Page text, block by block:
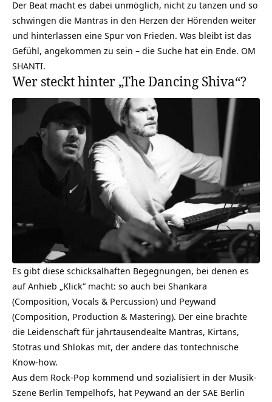
Der Beat macht es dabei unmöglich, nicht zu tanzen und so
schwingen die Mantras in den Herzen der Hörenden weiter
und hinterlassen eine Spur von Frieden. Was bleibt ist das
Gefühl, angekommen zu sein – die Suche hat ein Ende. OM
SHANTI.
Wer steckt hinter „The Dancing Shiva“?
Es gibt diese schicksalhaften Begegnungen, bei denen es
auf Anhieb „Klick“ macht: so auch bei Shankara
(Composition, Vocals & Percussion) und Peywand
(Composition, Production & Mastering). Der eine brachte
die Leidenschaft für jahrtausendealte Mantras, Kirtans,
Stotras und Shlokas mit, der andere das tontechnische
Know-how.
Aus dem Rock-Pop kommend und sozialisiert in der Musik-
Szene Berlin Tempelhofs, hat Peywand an der SAE Berlin